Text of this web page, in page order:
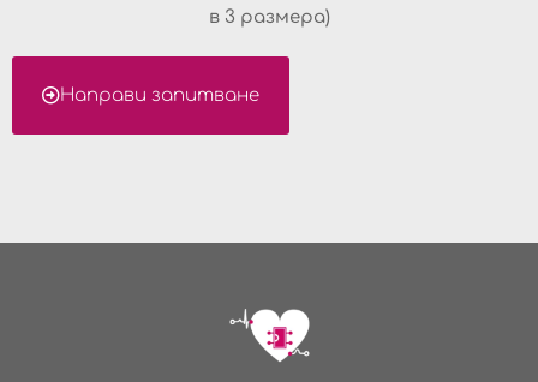
в 3 размера)
Направи запитване